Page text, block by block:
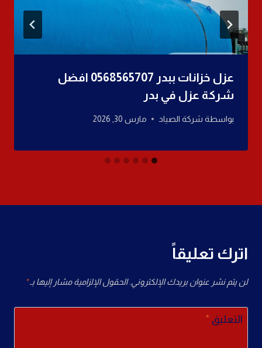
عزل خزانات ببدر 0568565707 افضل
شركة عزل في بدر
بواسطة شركة الصياد مارس 30, 2026
اترك تعليقاً
لن يتم نشر عنوان بريدك الإلكتروني. الحقول الإلزامية مشار إليها بـ*
التعليق *